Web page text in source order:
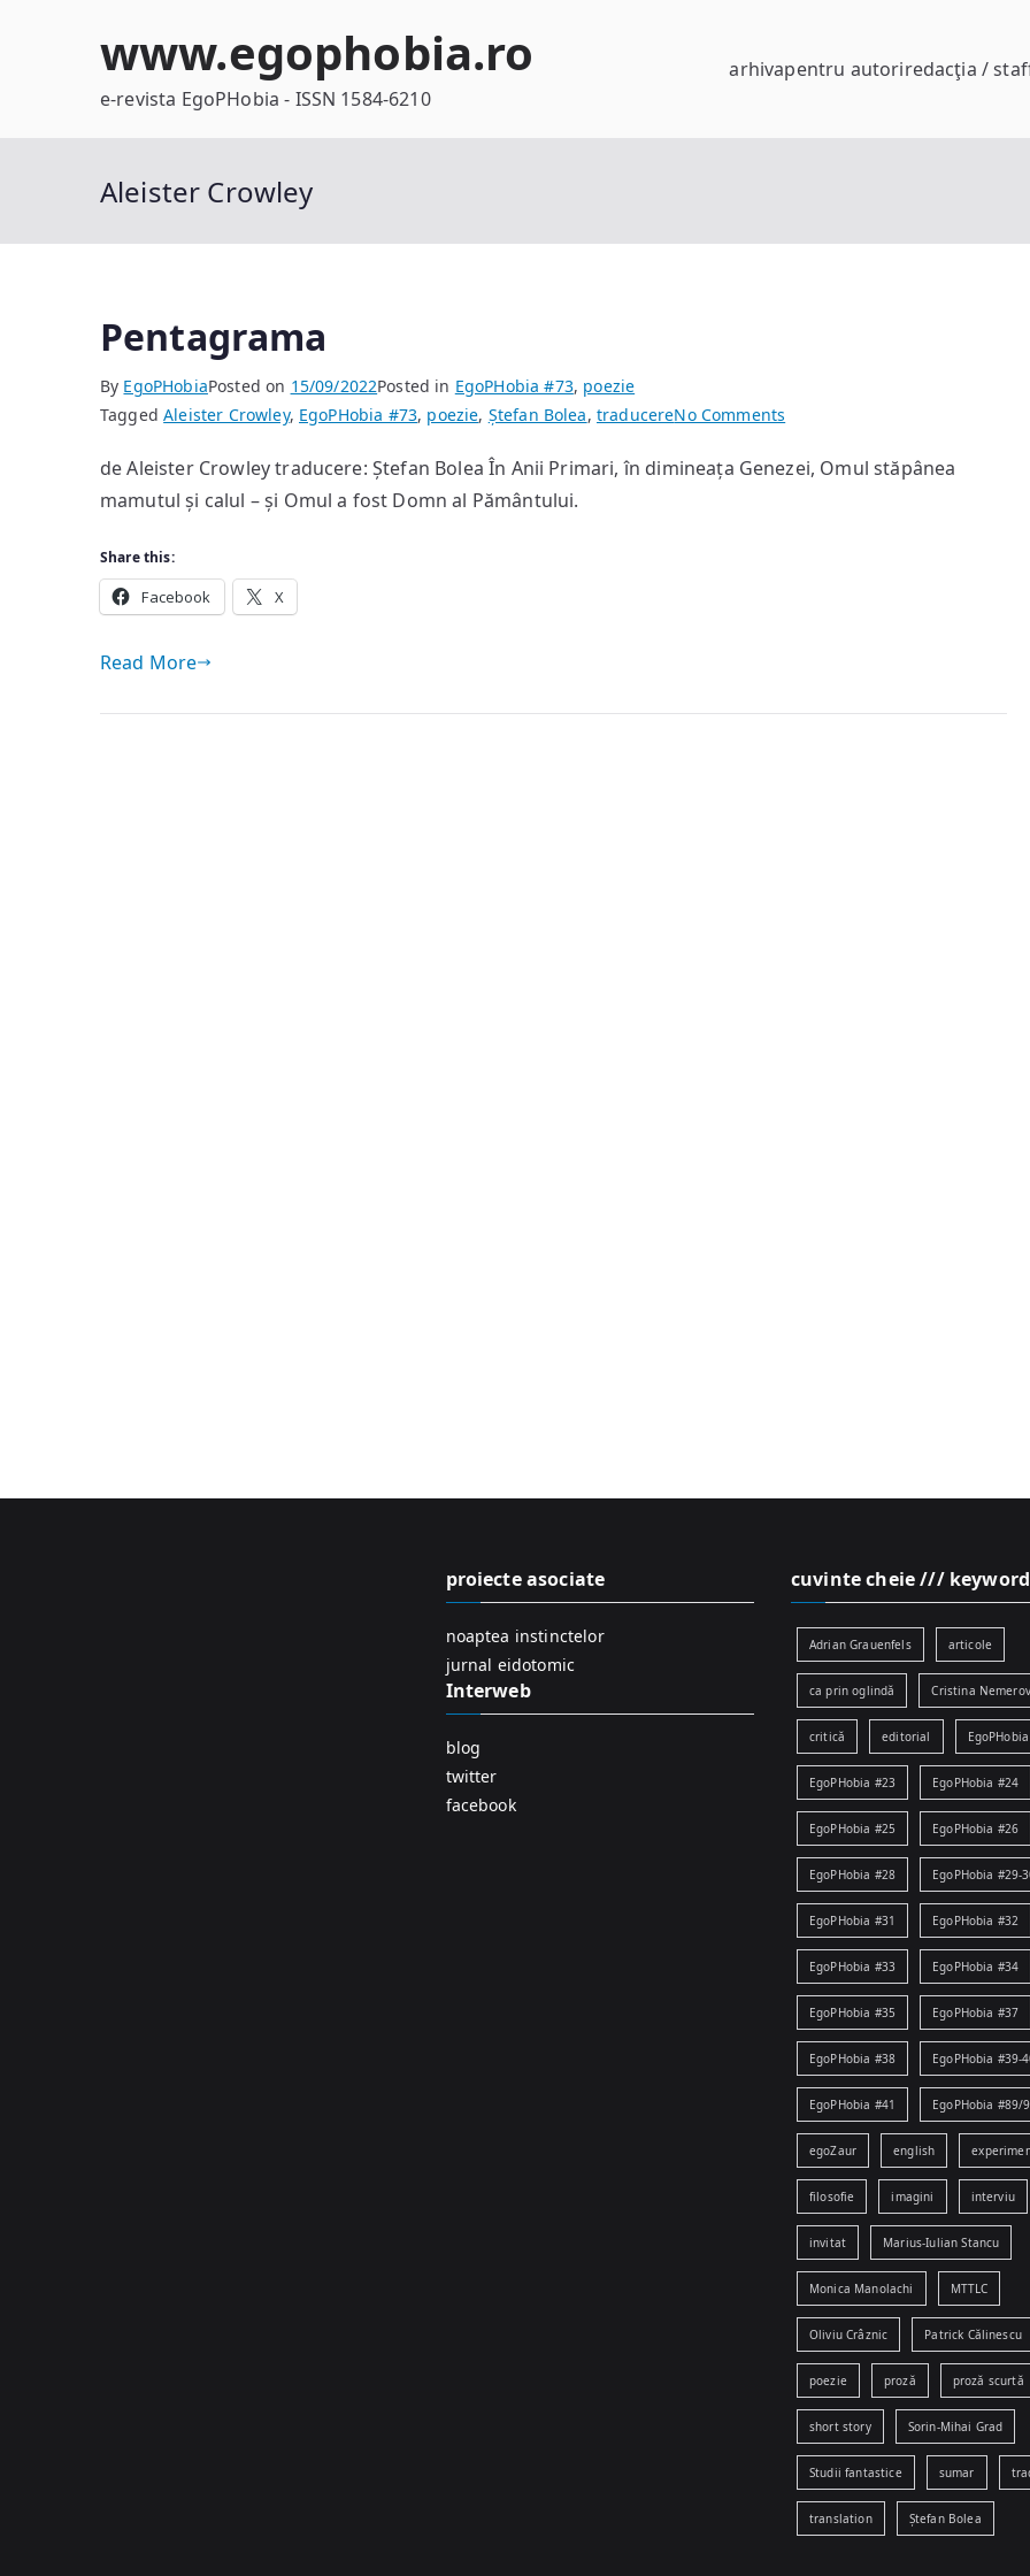
www.egophobia.ro
e-revista EgoPHobia - ISSN 1584-6210
arhivapentru autoriredacţia /
Aleister Crowley
Pentagrama
By EgoPHobiaPosted on 15/09/2022Posted in EgoPHobia #73, poezie
TaggedAleister Crowley, EgoPHobia #73, poezie, Ștefan Bolea, traducereNo Comments
de Aleister Crowley traducere: Ștefan Bolea În Anii Primari, în dimineața Genezei, Omul stăpânea
mamutul și calul – și Omul a fost Domn al Pământului.
Share this:
Facebook X
Read More
proiecte asociate
noaptea instinctelor
jurnal eidotomic
Interweb
blog
twitter
facebook
cuvinte cheie ///
Adrian Grauenfels articole
ca prin oglindă Cristina
critică editorial
EgoPHobia #23 EgoPHobia #24
EgoPHobia #25 EgoPHobia #26
EgoPHobia #28 EgoPHobia #29-
EgoPHobia #31 EgoPHobia #32
EgoPHobia #33 EgoPHobia #34
EgoPHobia #35 EgoPHobia #37
EgoPHobia #38 EgoPHobia #39-
EgoPHobia #41 EgoPHobia #89/
egoZaur english
filosofie imagini interviu
invitat Marius-Iulian Stancu
Monica Manolachi MTTLC
Oliviu Crâznic Patrick Călinescu
poezie proză proză scurtă
short story Sorin-Mihai Grad
Studii fantastice sumar
translation Ștefan Bolea